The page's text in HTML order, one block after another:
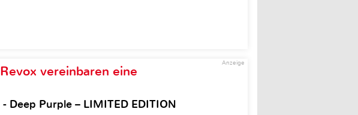
Anzeige
vereinbaren eine
Deep Purple – LIMITED EDITION